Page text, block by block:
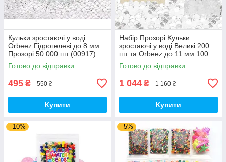
Кульки зростаючі у воді
Orbeez Гідрогелеві до 8 мм
Прозорі 50 000 шт (00917)
Готово до відправки
495 ₴ 550 ₴
Купити
Набір Прозорі Кульки
зростаючі у воді Великі 200
шт та Orbeez до 11 мм 100
000 шт (01651)
Готово до відправки
1 044 ₴ 1 160 ₴
Купити
–10% –5%